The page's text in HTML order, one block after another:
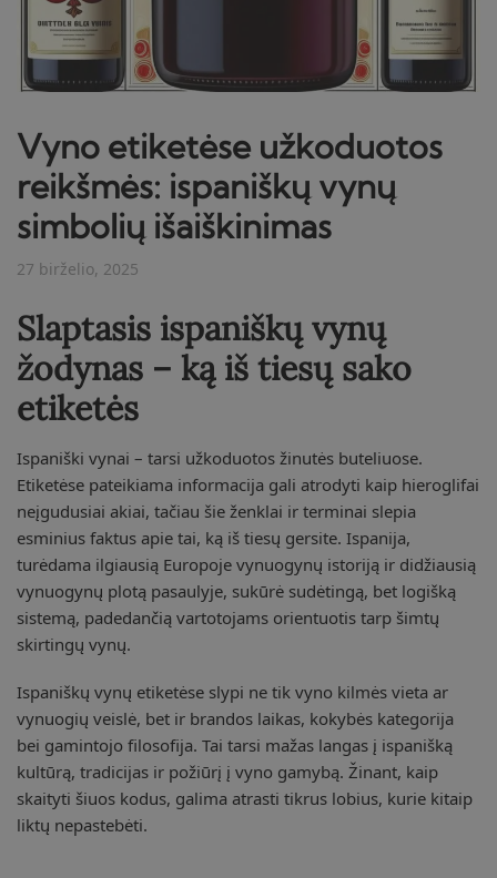
Vyno etiketėse užkoduotos
reikšmės: ispaniškų vynų
simbolių išaiškinimas
27 birželio, 2025
Slaptasis ispaniškų vynų
žodynas – ką iš tiesų sako
etiketės
Ispaniški vynai – tarsi užkoduotos žinutės buteliuose.
Etiketėse pateikiama informacija gali atrodyti kaip hieroglifai
neįgudusiai akiai, tačiau šie ženklai ir terminai slepia
esminius faktus apie tai, ką iš tiesų gersite. Ispanija,
turėdama ilgiausią Europoje vynuogynų istoriją ir didžiausią
vynuogynų plotą pasaulyje, sukūrė sudėtingą, bet logišką
sistemą, padedančią vartotojams orientuotis tarp šimtų
skirtingų vynų.
Ispaniškų vynų etiketėse slypi ne tik vyno kilmės vieta ar
vynuogių veislė, bet ir brandos laikas, kokybės kategorija
bei gamintojo filosofija. Tai tarsi mažas langas į ispanišką
kultūrą, tradicijas ir požiūrį į vyno gamybą. Žinant, kaip
skaityti šiuos kodus, galima atrasti tikrus lobius, kurie kitaip
liktų nepastebėti.